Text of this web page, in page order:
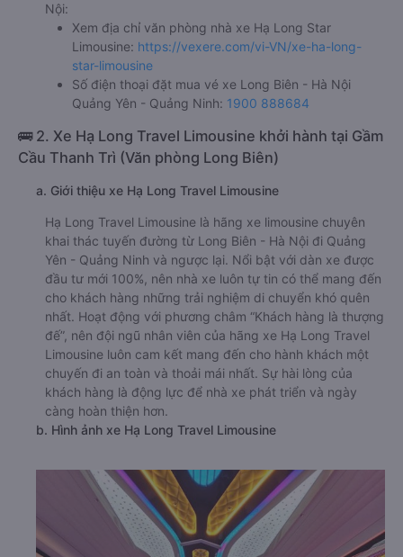
Nội:
Xem địa chỉ văn phòng nhà xe Hạ Long Star
Limousine: https://vexere.com/vi-VN/xe-ha-long-
star-limousine
Số điện thoại đặt mua vé xe Long Biên - Hà Nội
Quảng Yên - Quảng Ninh: 1900 888684
🚌 2. Xe Hạ Long Travel Limousine khởi hành tại Gầm
Cầu Thanh Trì (Văn phòng Long Biên)
a. Giới thiệu xe Hạ Long Travel Limousine
Hạ Long Travel Limousine là hãng xe limousine chuyên
khai thác tuyến đường từ Long Biên - Hà Nội đi Quảng
Yên - Quảng Ninh và ngược lại. Nổi bật với dàn xe được
đầu tư mới 100%, nên nhà xe luôn tự tin có thể mang đến
cho khách hàng những trải nghiệm di chuyển khó quên
nhất. Hoạt động với phương châm “Khách hàng là thượng
đế”, nên đội ngũ nhân viên của hãng xe Hạ Long Travel
Limousine luôn cam kết mang đến cho hành khách một
chuyến đi an toàn và thoải mái nhất. Sự hài lòng của
khách hàng là động lực để nhà xe phát triển và ngày
càng hoàn thiện hơn.
b. Hình ảnh xe Hạ Long Travel Limousine